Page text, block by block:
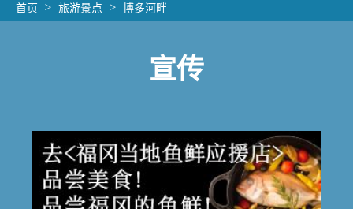
首页 旅游景点 博多河畔
宣传